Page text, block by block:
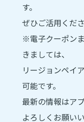
す。
ぜひご活用くだ
※電子クーポン
きましては、
リージョンペイ
可能です。
最新の情報はア
よろしくお願い